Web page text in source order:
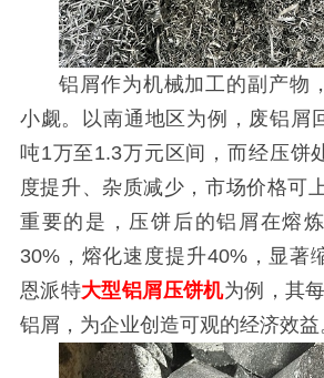
铝屑作为机械加工的副产物
小觑。以南通地区为例，废铝屑
吨1万至1.3万元区间，而经压饼
度提升、杂质减少，市场价格可
重要的是，压饼后的铝屑在熔
30%，熔化速度提升40%，显著
恩派特大型铝屑压饼机为例，其
铝屑，为企业创造可观的经济效益